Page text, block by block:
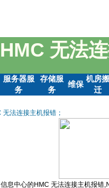
HMC 无法
服务器服
务
存储服
务
维保
机房搬
迁
无法连接主机报错；
息中心的HMC 无法连接主机报错